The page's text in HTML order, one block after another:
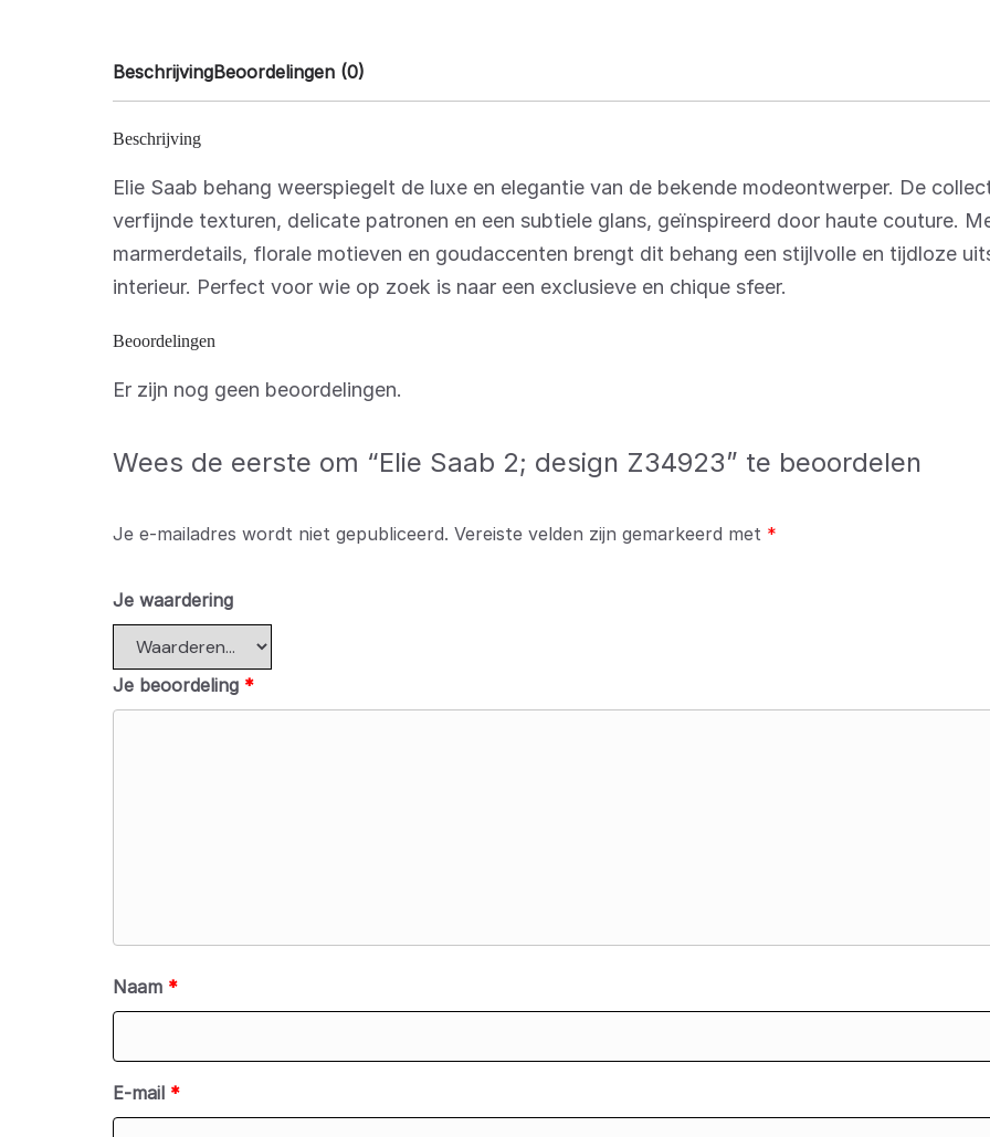
BeschrijvingBeoordelingen (0)
Beschrijving
Elie Saab behang weerspiegelt de luxe en elegantie van de bekende modeontwerper. De
verfijnde texturen, delicate patronen en een subtiele glans, geïnspireerd door haute couture.
marmerdetails, florale motieven en goudaccenten brengt dit behang een stijlvolle en tijdloze
interieur. Perfect voor wie op zoek is naar een exclusieve en chique sfeer.
Beoordelingen
Er zijn nog geen beoordelingen.
Wees de eerste om “Elie Saab 2; design Z34923” te beoordelen
Je e-mailadres wordt niet gepubliceerd. Vereiste velden zijn gemarkeerd met *
Je waardering
Je beoordeling *
Naam *
E-mail *